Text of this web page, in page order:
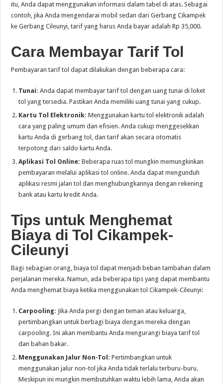
itu, Anda dapat menggunakan informasi dalam tabel di atas. Sebagai
contoh, jika Anda mengendarai mobil sedan dari Gerbang Cikampek
ke Gerbang Cileunyi, tarif yang harus Anda bayar adalah Rp 35,000.
Cara Membayar Tarif Tol
Pembayaran tarif tol dapat dilakukan dengan beberapa cara:
Tunai: Anda dapat membayar tarif tol dengan uang tunai di loket
tol yang tersedia. Pastikan Anda memiliki uang tunai yang cukup.
Kartu Tol Elektronik: Menggunakan kartu tol elektronik adalah
cara yang paling umum dan efisien. Anda cukup menggesekkan
kartu Anda di gerbang tol, dan tarif akan secara otomatis
terpotong dari saldo kartu Anda.
Aplikasi Tol Online: Beberapa ruas tol mungkin memungkinkan
pembayaran melalui aplikasi tol online. Anda dapat mengunduh
aplikasi resmi jalan tol dan menghubungkannya dengan rekening
bank atau kartu kredit Anda.
Tips untuk Menghemat
Biaya di Tol Cikampek-
Cileunyi
Bagi sebagian orang, biaya tol dapat menjadi beban tambahan dalam
perjalanan mereka. Namun, ada beberapa tips yang dapat membantu
Anda menghemat biaya ketika menggunakan tol Cikampek-Cileunyi:
Carpooling: Jika Anda pergi dengan teman atau keluarga,
pertimbangkan untuk berbagi biaya dengan mereka dengan
carpooling. Ini akan membantu Anda mengurangi biaya tarif tol
dan bahan bakar.
Menggunakan Jalur Non-Tol: Pertimbangkan untuk
menggunakan jalur non-tol jika Anda tidak terlalu terburu-buru.
Meskipun ini mungkin membutuhkan waktu lebih lama, Anda akan